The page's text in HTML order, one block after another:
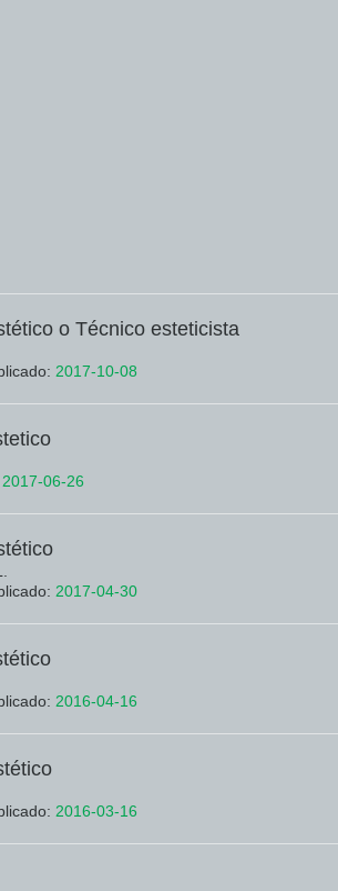
o Técnico esteticista
2017-10-08
2017-06-26
2017-04-30
2016-04-16
2016-03-16